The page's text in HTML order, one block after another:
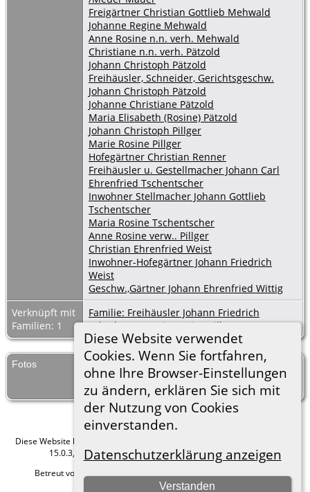
Diese Website verwendet
Cookies. Wenn Sie fortfahren,
ohne Ihre Browser-Einstellungen
zu ändern, erklären Sie sich mit
der Nutzung von Cookies
einverstanden.
Datenschutzerklärung anzeigen
Verstanden
Freigärtner Christian Gottlieb Mehwald
Johanne Regine Mehwald
Anne Rosine n.n. verh. Mehwald
Christiane n.n. verh. Pätzold
Johann Christoph Pätzold
Freihäusler, Schneider, Gerichtsgeschw.
Johann Christoph Pätzold
Johanne Christiane Pätzold
Maria Elisabeth (Rosine) Pätzold
Johann Christoph Pillger
Marie Rosine Pillger
Hofegärtner Christian Renner
Freihäusler u. Gestellmacher Johann Carl
Ehrenfried Tschentscher
Inwohner Stellmacher Johann Gottlieb
Tschentscher
Maria Rosine Tschentscher
Anne Rosine verw.. Pillger
Christian Ehrenfried Weist
Inwohner-Hofegärtner Johann Friedrich
Weist
Geschw.,Gärtner Johann Ehrenfried Wittig
Verknüpft mit
Familien: 1
Familie: Freihäusler Johann Friedrich
Lehmberg / Marie Rosine Pillger
Fotos Taufen Kauffung 1810-17
Diese Website läuft mit
15.0.3, programmiert von Darrin Lythgoe © 2001-2026.
Betreut von